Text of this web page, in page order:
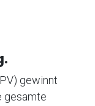
gewinnt
gesamte